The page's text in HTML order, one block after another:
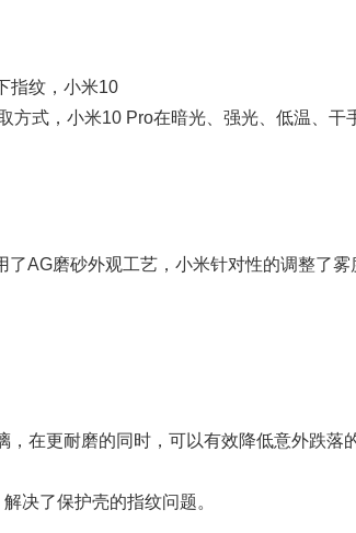
指纹，小米10
方式，小米10 Pro在暗光、强光、低温、干
AG磨砂外观工艺，小米针对性的调整了雾
在更耐磨的同时，可以有效降低意外跌落
决了保护壳的指纹问题。